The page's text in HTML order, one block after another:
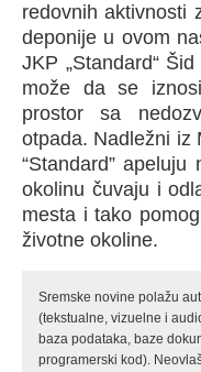
redovnih aktivnosti
deponije u ovom
JKP „Standard“
može da se
prostor sa
otpada. Nadležni iz
“Standard”
okolinu čuvaju i
mesta i tako
životne okoline.
Sremske novine polažu
(tekstualne, vizuelne i
baza podataka, baze
programerski kod).